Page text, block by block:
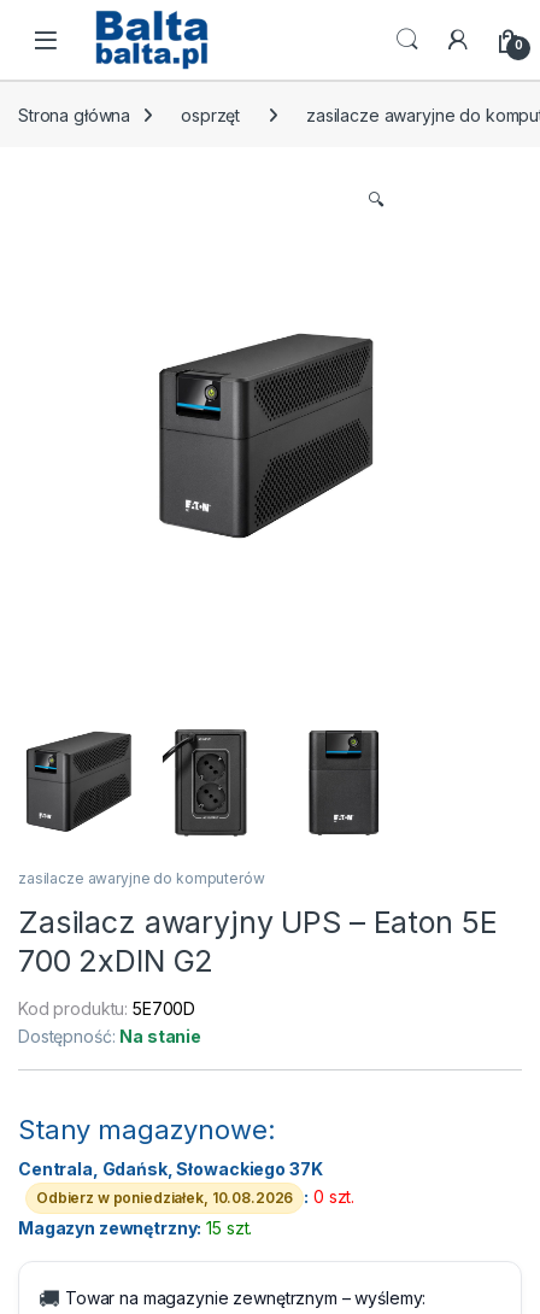
Skip to navigation
Skip to content
Open 0
Strona główna osprzęt zasilacze awaryjne do
🔍
zasilacze awaryjne do komputerów
Zasilacz awaryjny UPS – Eaton 5E
700 2xDIN G2
Kod produktu:5E700D
Dostępność: Na stanie
Stany magazynowe:
Centrala, Gdańsk, Słowackiego 37K
Odbierz w poniedziałek, 10.08.2026 : 0 szt.
Magazyn zewnętrzny: 15 szt.
🚚 Towar na magazynie zewnętrznym – wyślemy: